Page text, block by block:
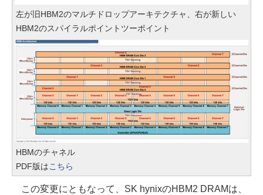
左が旧HBM2のマルチドロップアーキテクチャ、右が新しい
HBM2のスパイラルポイントツーポイント
HBMのチャネル
PDF版はこちら
この変更にともなって、SK hynixのHBM2 DRAMは、